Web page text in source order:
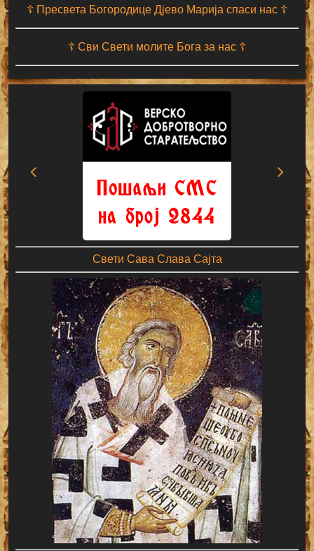
☦ Пресвета Богородице Дјево Марија спаси нас ☦
☦ Сви Свети молите Бога за нас ☦
Свети Сава Слава Сајта